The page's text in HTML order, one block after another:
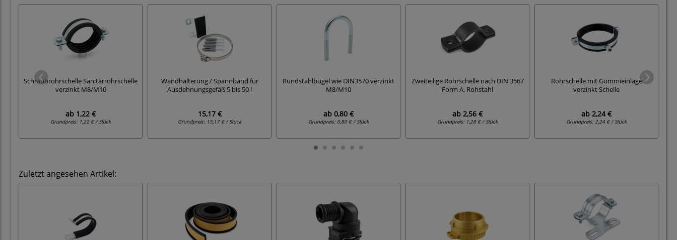
Schraubrohrschelle Sanitärrohrschelle
verzinkt M8/M10
ab 1,22 €
Grundpreis: 1,22 € / Stück
Wandhalterung / Spannband für
Ausdehnungsgefäß 5 bis 50 l
15,17 €
Grundpreis: 15,17 € / Stück
Rundstahlbügel wie DIN3570 verzinkt
M8/M10
ab 0,80 €
Grundpreis: 0,80 € / Stück
Zweiteilige Rohrschelle nach DIN 3567
Form A, Rohstahl
ab 2,56 €
Grundpreis: 1,28 € / Stück
Rohrschelle mit Gummieinlage
verzinkt Schelle
ab 2,24 €
Grundpreis: 2,24 € / Stück
Zuletzt angesehen Artikel: